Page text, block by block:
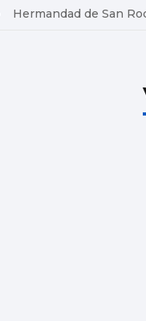
Hermandad de San